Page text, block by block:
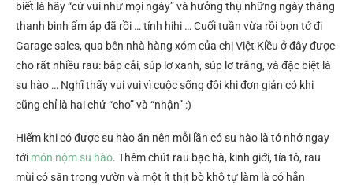
biết là hãy “cứ vui như mọi ngày” và hưởng thụ những ngày tháng
thanh bình ấm áp đã rồi … tính hihi … Cuối tuần vừa rồi bọn tớ đi
Garage sales, qua bên nhà hàng xóm của chị Việt Kiều ở đây được
cho rất nhiều rau: bắp cải, súp lơ xanh, súp lơ trắng, và đặc biệt là
su hào … Nghĩ thấy vui vui vì cuộc sống đôi khi đơn giản có khi
cũng chỉ là hai chứ “cho” và “nhận” :)
Hiếm khi có được su hào ăn nên mỗi lần có su hào là tớ nhớ ngay
tới món nộm su hào. Thêm chút rau bạc hà, kinh giới, tía tô, rau
mùi có sẵn trong vườn và một ít thịt bò khô tự làm là có hẳn